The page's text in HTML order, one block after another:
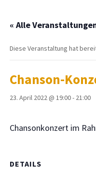
« Alle
Diese Veranstaltung hat
Chanson-
23. April 2022 @ 19:00- 21:00
Chansonkonzert im
DETAILS